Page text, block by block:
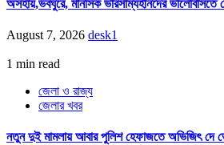
অসহায়,ভবঘুরে, মানসিক ভারসাম্যহীনদের ভালোবাসতে
August 7, 2026 desk1
1 min read
জেলা ও রাজ্য
জেলার খবর
নতুন দুই মামলায় আবার পুলিশ হেফাজতে অভিজিৎ দে